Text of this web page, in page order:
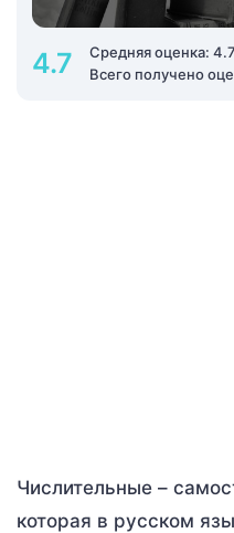
4.7
Средняя оценка: 4.7
Всего получено
Числительные –
которая в русском